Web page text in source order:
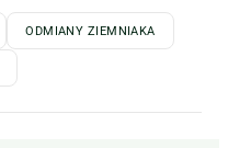
ODMIANY ZIEMNIAKA